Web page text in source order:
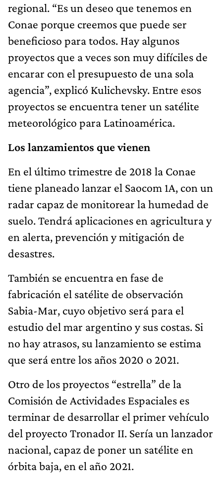
regional. “Es un deseo que tenemos en
Conae porque creemos que puede ser
beneficioso para todos. Hay algunos
proyectos que a veces son muy difíciles de
encarar con el presupuesto de una sola
agencia”, explicó Kulichevsky. Entre esos
proyectos se encuentra tener un satélite
meteorológico para Latinoamérica.
Los lanzamientos que vienen
En el último trimestre de 2018 la Conae
tiene planeado lanzar el Saocom 1A, con un
radar capaz de monitorear la humedad de
suelo. Tendrá aplicaciones en agricultura y
en alerta, prevención y mitigación de
desastres.
También se encuentra en fase de
fabricación el satélite de observación
Sabia-Mar, cuyo objetivo será para el
estudio del mar argentino y sus costas. Si
no hay atrasos, su lanzamiento se estima
que será entre los años 2020 o 2021.
Otro de los proyectos “estrella” de la
Comisión de Actividades Espaciales es
terminar de desarrollar el primer vehículo
del proyecto Tronador II. Sería un lanzador
nacional, capaz de poner un satélite en
órbita baja, en el año 2021.